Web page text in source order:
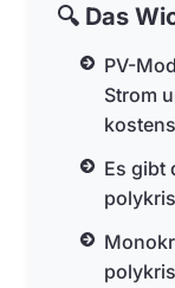
🔍 Das
PV-
Strom
Es gibt